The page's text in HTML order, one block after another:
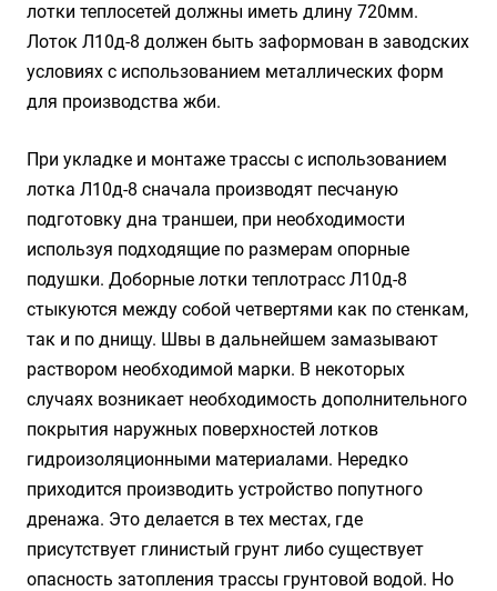
лотки теплосетей должны иметь длину 720мм.
Лоток Л10д-8 должен быть заформован в заводских
условиях с использованием металлических форм
для производства жби.
При укладке и монтаже трассы с использованием
лотка Л10д-8 сначала производят песчаную
подготовку дна траншеи, при необходимости
используя подходящие по размерам опорные
подушки. Доборные лотки теплотрасс Л10д-8
стыкуются между собой четвертями как по стенкам,
так и по днищу. Швы в дальнейшем замазывают
раствором необходимой марки. В некоторых
случаях возникает необходимость дополнительного
покрытия наружных поверхностей лотков
гидроизоляционными материалами. Нередко
приходится производить устройство попутного
дренажа. Это делается в тех местах, где
присутствует глинистый грунт либо существует
опасность затопления трассы грунтовой водой. Но